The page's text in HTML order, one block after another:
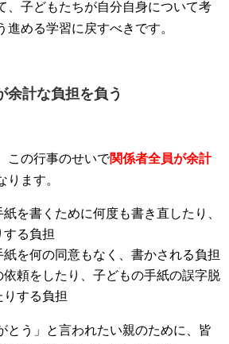
、子どもたちが自分自身について考
進める学習に戻すべきです。
余計な負担を負う
この行事のせいで関係者全員が余計
ります。
を書くために何度も書き直したり、
る負担
を何の同意もなく、書かされる負担
頼をしたり、子どもの手紙の誤字脱
する負担
とう」と言われたい親のために、皆